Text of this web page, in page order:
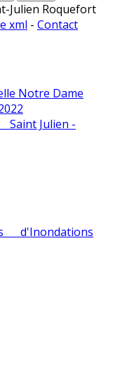
Julien Roquefort
xml - Contact
Notre Dame
Julien -
d'Inondations